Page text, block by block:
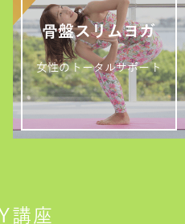
骨盤スリムヨガ
女性のトータルサポート
講座